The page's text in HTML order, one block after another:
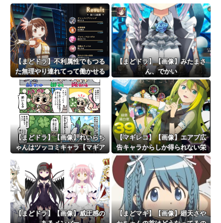
【まどドラ】不利属性でもつる
た無理やり連れてって働かせる
戦法は有効【タワー110階】
【まどドラ】【画像】みたまさ
ん、でかい
【まどドラ】【画像】れいらち
ゃんはツッコミキャラ【マギア
【マギレコ】【画像】エアプ広
告キャラからしか得られない栄
養がある
【まどドラ】【画像】威圧感の
【まどマギ】【画像】廻天さや